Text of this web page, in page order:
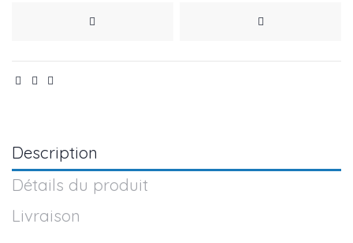
Description
Détails du produit
Livraison